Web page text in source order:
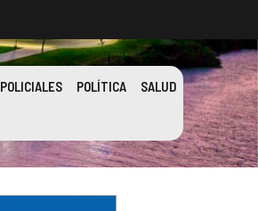
POLICIALES POLÍTICA SALUD